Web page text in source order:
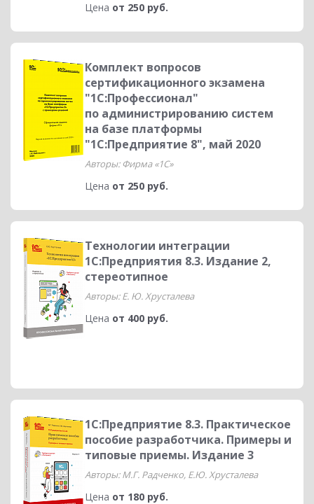
Цена от 250 руб.
Комплект вопросов
сертификационного экзамена
"1С:Профессионал"
по администрированию систем
на базе платформы
"1С:Предприятие 8", май 2020
Авторы: Фирма «1С»
Цена от 250 руб.
Технологии интеграции
1С:Предприятия 8.3. Издание 2,
стереотипное
Авторы: Е. Ю. Хрусталева
Цена от 400 руб.
1C:Предприятие 8.3. Практическое
пособие разработчика. Примеры и
типовые приемы. Издание 3
Авторы: М.Г. Радченко, Е.Ю. Хрусталева
Цена от 180 руб.